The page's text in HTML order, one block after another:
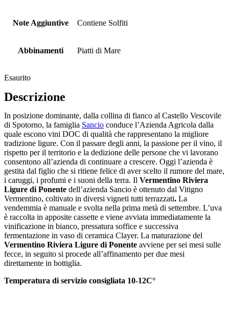
Note Aggiuntive Contiene Solfiti
Abbinamenti Piatti di Mare
Esaurito
Descrizione
In posizione dominante, dalla collina di fianco al Castello Vescovile
di Spotorno, la famiglia Sancio conduce l’Azienda Agricola dalla
quale escono vini DOC di qualità che rappresentano la migliore
tradizione ligure. Con il passare degli anni, la passione per il vino, il
rispetto per il territorio e la dedizione delle persone che vi lavorano
consentono all’azienda di continuare a crescere. Oggi l’azienda è
gestita dal figlio che si ritiene felice di aver scelto il rumore del mare,
i caruggi, i profumi e i suoni della terra. Il Vermentino Riviera
Ligure di Ponente dell’azienda Sancio è ottenuto dal Vitigno
Vermentino, coltivato in diversi vigneti tutti terrazzati. La
vendemmia è manuale e svolta nella prima metà di settembre. L’uva
è raccolta in apposite cassette e viene avviata immediatamente la
vinificazione in bianco, pressatura soffice e successiva
fermentazione in vaso di ceramica Clayer. La maturazione del
Vermentino Riviera Ligure di Ponente avviene per sei mesi sulle
fecce, in seguito si procede all’affinamento per due mesi
direttamente in bottiglia.
Temperatura di servizio consigliata 10-12C°